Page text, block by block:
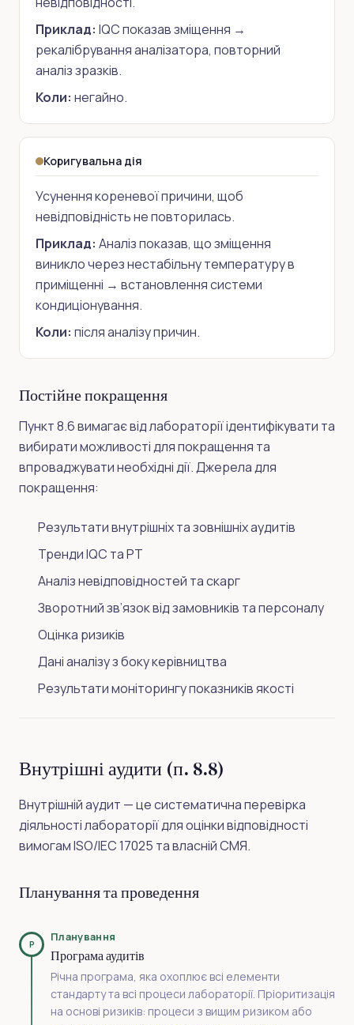
Приклад: IQC показав зміщення →
рекалібрування аналізатора, повторний
аналіз зразків.
Коли: негайно.
Коригувальна дія
Усунення кореневої причини, щоб
невідповідність не повторилась.
Приклад: Аналіз показав, що зміщення
виникло через нестабільну температуру в
приміщенні → встановлення системи
кондиціонування.
Коли: після аналізу причин.
Постійне покращення
Пункт 8.6 вимагає від лабораторії ідентифікувати та
вибирати можливості для покращення та
впроваджувати необхідні дії. Джерела для
покращення:
Результати внутрішніх та зовнішніх аудитів
Тренди IQC та PT
Аналіз невідповідностей та скарг
Зворотний зв’язок від замовників та персоналу
Оцінка ризиків
Дані аналізу з боку керівництва
Результати моніторингу показників якості
Внутрішні аудити (п. 8.8)
Внутрішній аудит — це систематична перевірка
діяльності лабораторії для оцінки відповідності
вимогам ISO/IEC 17025 та власній СМЯ.
Планування та проведення
P
Планування
Програма аудитів
Річна програма, яка охоплює всі елементи
стандарту та всі процеси лабораторії. Пріоритизація
на основі ризиків: процеси з вищим ризиком або